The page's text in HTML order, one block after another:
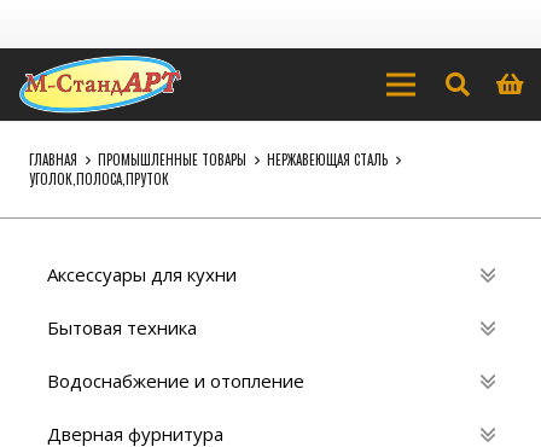
ГЛАВНАЯ ПРОМЫШЛЕННЫЕ ТОВАРЫ
НЕРЖАВЕЮЩАЯ СТАЛЬ
УГОЛОК,ПОЛОСА,ПРУТОК
Аксессуары для кухни
Бытовая техника
Водоснабжение и отопление
Дверная фурнитура